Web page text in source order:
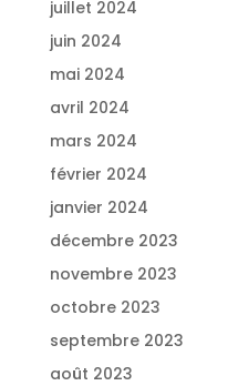
juillet 2024
juin 2024
mai 2024
avril 2024
mars 2024
février 2024
janvier 2024
décembre 2023
novembre 2023
octobre 2023
septembre 2023
août 2023